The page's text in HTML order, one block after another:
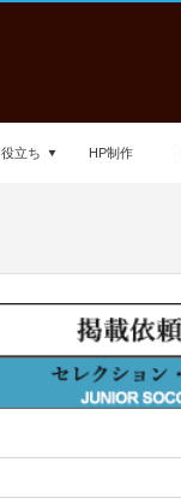
立ち HP制作